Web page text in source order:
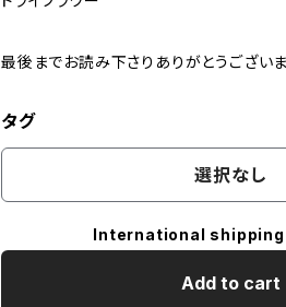
最後までお読み下さりありがとうございま
タグ
選択なし
International
Add to cart